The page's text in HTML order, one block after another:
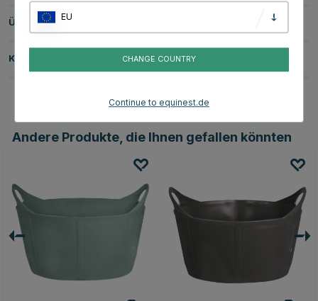
Über die Marke
Kundenbewertungen
Andere Produkte, die Ihnen gefallen könnten
EU
CHANGE COUNTRY
Continue to equinest.de